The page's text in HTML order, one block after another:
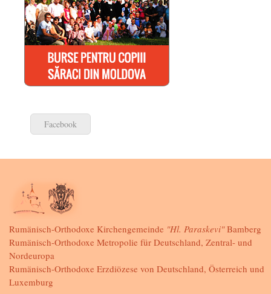
Facebook
Rumänisch-Orthodoxe Kirchengemeinde "Hl. Paraskevi"Bamberg
Rumänisch-Orthodoxe Metropolie für Deutschland, Zentral- und
Nordeuropa
Rumänisch-Orthodoxe Erzdiözese von Deutschland, Österreich und
Luxemburg